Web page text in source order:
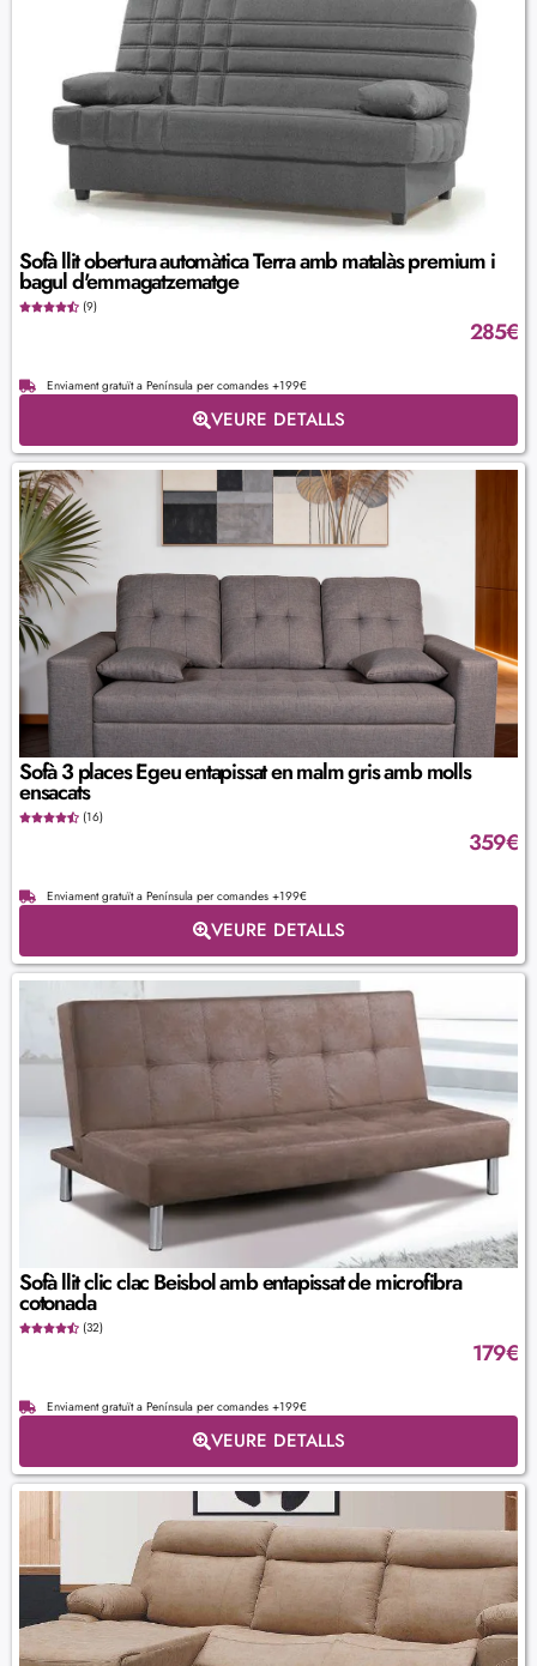
Sofà llit obertura automàtica Terra amb matalàs premium i
bagul d'emmagatzematge
(9)
285€
Enviament gratuït a Península per comandes +199€
VEURE DETALLS
Sofà 3 places Egeu entapissat en malm gris amb molls
ensacats
(16)
359€
Enviament gratuït a Península per comandes +199€
VEURE DETALLS
Sofà llit clic clac Beisbol amb entapissat de microfibra
cotonada
(32)
179€
Enviament gratuït a Península per comandes +199€
VEURE DETALLS